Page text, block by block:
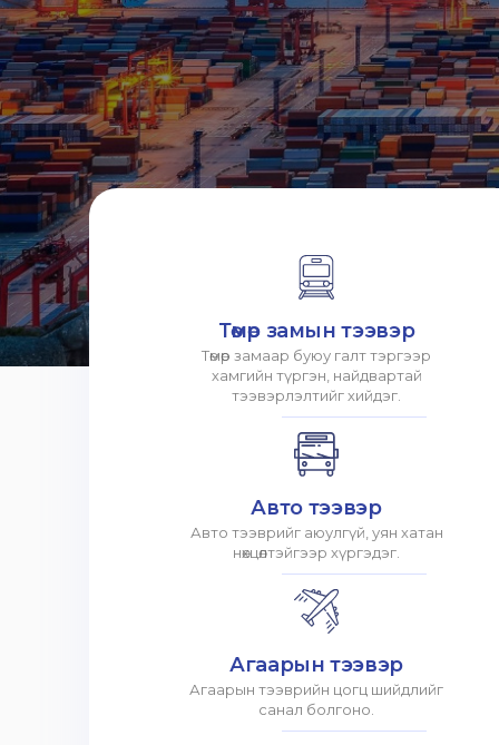
Төмөр замын тээвэр
Төмөр замаар буюу галт тэргээр
хамгийн түргэн, найдвартай
тээвэрлэлтийг хийдэг.
Авто тээвэр
Авто тээврийг аюулгүй, уян хатан
нөхцөлтэйгээр хүргэдэг.
Агаарын тээвэр
Агаарын тээврийн цогц шийдлийг
санал болгоно.